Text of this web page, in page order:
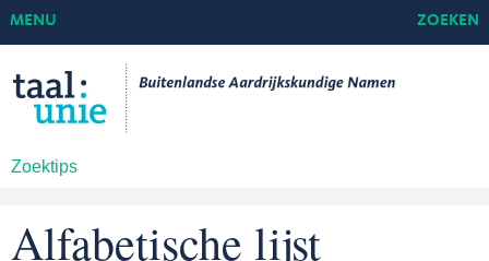
Zoektips
MENU ZOEKEN
Alfabetische lijst